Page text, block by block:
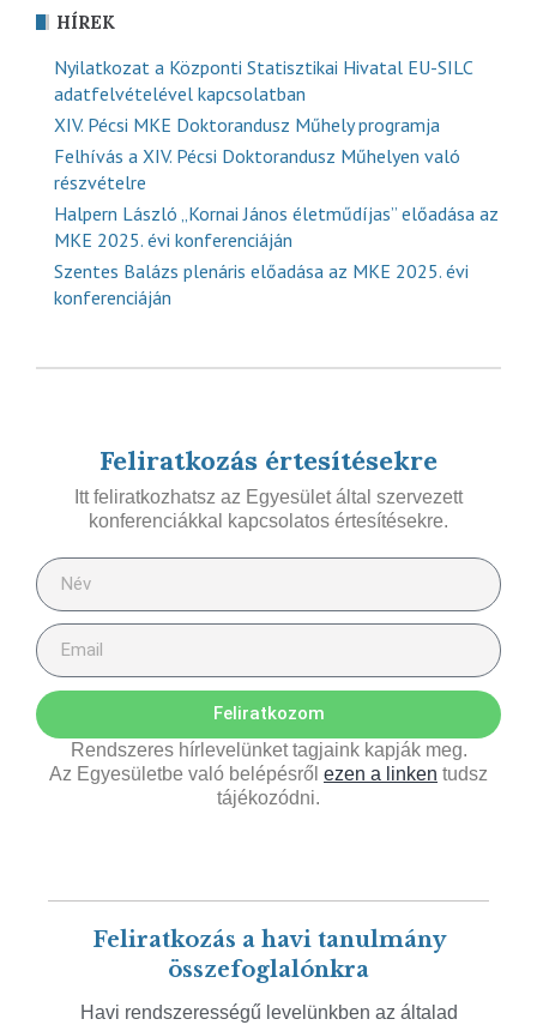
HÍREK
Nyilatkozat a Központi Statisztikai Hivatal EU-SILC
adatfelvételével kapcsolatban
XIV. Pécsi MKE Doktorandusz Műhely programja
Felhívás a XIV. Pécsi Doktorandusz Műhelyen való
részvételre
Halpern László „Kornai János életműdíjas” előadása az
MKE 2025. évi konferenciáján
Szentes Balázs plenáris előadása az MKE 2025. évi
konferenciáján
Feliratkozás értesítésekre
Itt feliratkozhatsz az Egyesület által szervezett
konferenciákkal kapcsolatos értesítésekre.
Feliratkozom
Rendszeres hírlevelünket tagjaink kapják meg.
Az Egyesületbe való belépésről ezen a linken tudsz
tájékozódni.
Feliratkozás a havi tanulmány
összefoglalónkra
Havi rendszerességű levelünkben az általad